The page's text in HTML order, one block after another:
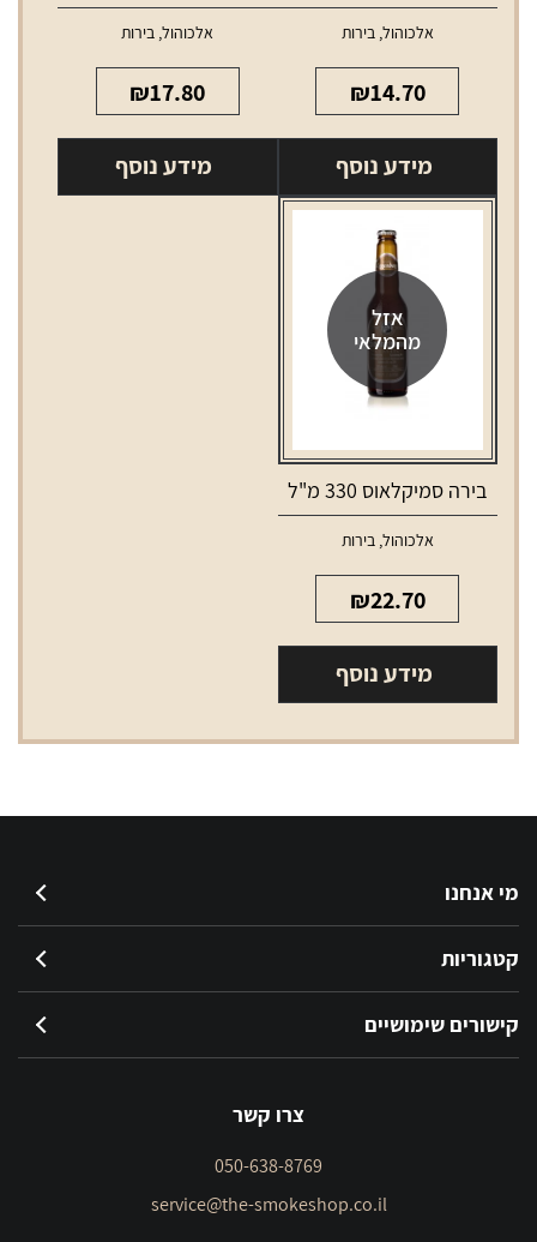
אלכוהול,בירות
₪14.70
מידע נוסף
אלכוהול, בירות
₪17.80
מידע נוסף
אזל
מהמלאי
בירה סמיקלאוס 330 מ"ל
אלכוהול,בירות
₪22.70
מידע נוסף
מי אנחנו
קטגוריות
קישורים שימושיים
צרו קשר
050-638-8769
service@the-smokeshop.co.il